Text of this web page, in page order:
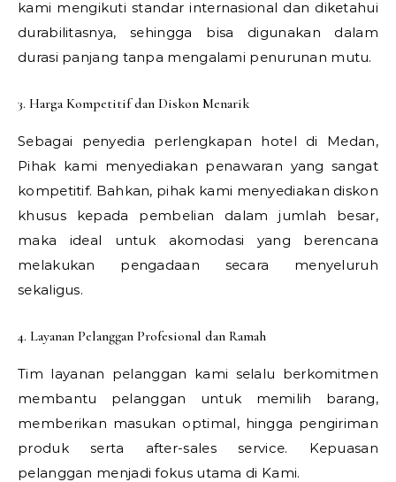
kami mengikuti standar internasional dan diketahui
durabilitasnya, sehingga bisa digunakan dalam
durasi panjang tanpa mengalami penurunan mutu.
3. Harga Kompetitif dan Diskon Menarik
Sebagai penyedia perlengkapan hotel di Medan,
Pihak kami menyediakan penawaran yang sangat
kompetitif. Bahkan, pihak kami menyediakan diskon
khusus kepada pembelian dalam jumlah besar,
maka ideal untuk akomodasi yang berencana
melakukan pengadaan secara menyeluruh
sekaligus.
4. Layanan Pelanggan Profesional dan Ramah
Tim layanan pelanggan kami selalu berkomitmen
membantu pelanggan untuk memilih barang,
memberikan masukan optimal, hingga pengiriman
produk serta after-sales service. Kepuasan
pelanggan menjadi fokus utama di Kami.